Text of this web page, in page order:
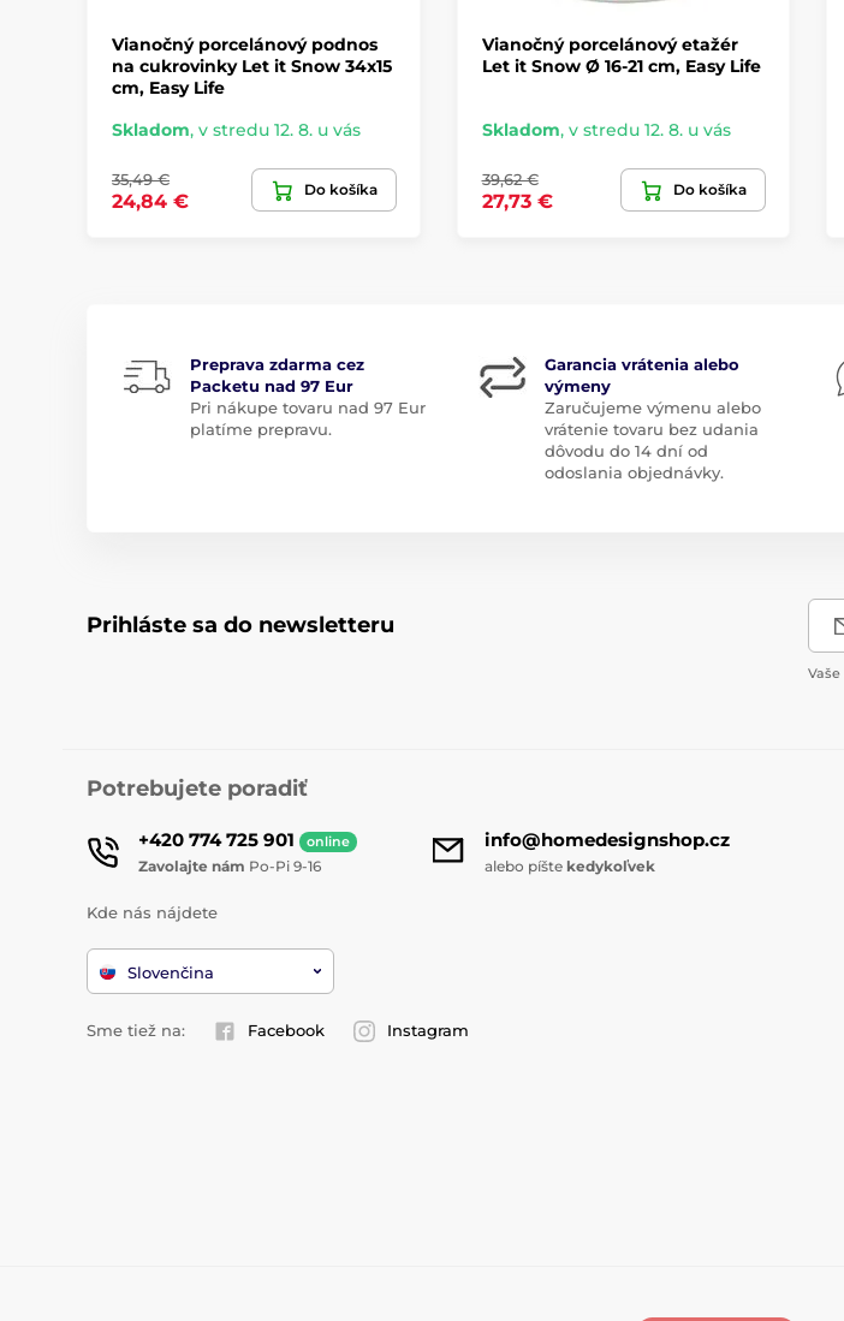
Vianočný porcelánový podnos
na cukrovinky Let it Snow 34x15
cm, Easy Life
Skladom, v stredu 12. 8. u vás
35,49 €
24,84 €
Do košíka
Vianočný porcelánový etažér
Let it Snow Ø 16-21 cm, Easy Life
Skladom, v stredu 12. 8. u vás
39,62 €
27,73 €
Do košíka
Preprava zdarma cez
Packetu nad 97 Eur
Pri nákupe tovaru nad 97 Eur
platíme prepravu.
Garancia vrátenia alebo
výmeny
Zaručujeme výmenu alebo
vrátenie tovaru bez udania
dôvodu do 14 dní od
odoslania objednávky.
Prihláste sa do newsletteru
Vaše
Potrebujete poradiť
+420 774 725 901 online
Zavolajte nám Po-Pi 9-16
info@homedesignshop.cz
alebo píšte kedykoľvek
Kde nás nájdete
Slovenčina
Sme tiež na: Facebook Instagram